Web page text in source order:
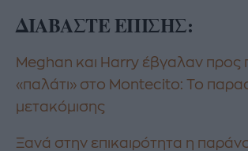
ΔΙΑΒΑΣΤΕ ΕΠΙΣΗΣ:
Meghan και Harry έβγαλαν προς
«παλάτι» στο Montecito: Το
μετακόμισης
Ξανά στην επικαιρότητα η